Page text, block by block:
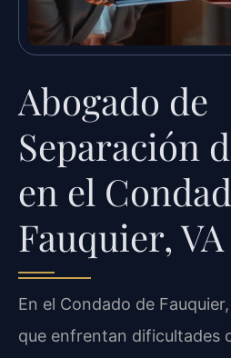
Abogado de
Separación
en el
Fauquier, VA
En el Condado de
que enfrentan dificultades